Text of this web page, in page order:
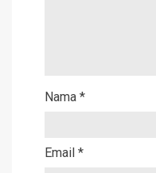
Nama *
Email *